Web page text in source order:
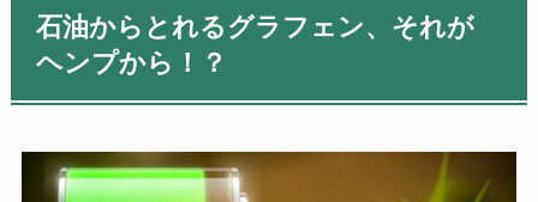
石油からとれるグラフェン、それが
ヘンプから！？